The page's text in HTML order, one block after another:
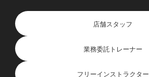
店舗スタッフ
業務委託トレーナー
フリーインストラクター